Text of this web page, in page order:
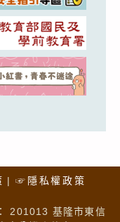
☞隱私權政策
201013 基隆市東信